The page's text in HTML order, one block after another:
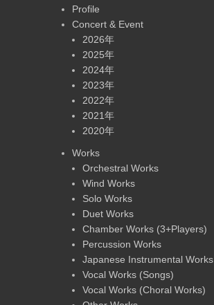
Profile
Concert & Event
2026年
2025年
2024年
2023年
2022年
2021年
2020年
Works
Orchestral Works
Wind Works
Solo Works
Duet Works
Chamber Works (3+Players)
Percussion Works
Japanese Instrumental Works
Vocal Works (Songs)
Vocal Works (Choral Works)